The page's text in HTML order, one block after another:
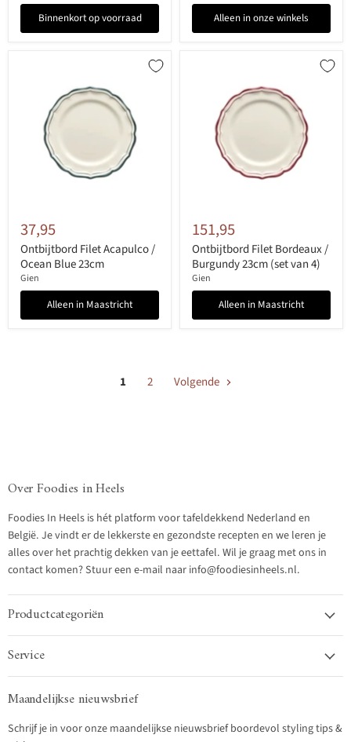
Binnenkort op voorraad Alleen in onze winkels
37,95
Ontbijtbord Filet Acapulco /
Ocean Blue 23cm
Gien
Alleen in Maastricht
151,95
Ontbijtbord Filet Bordeaux /
Burgundy 23cm (set van 4)
Gien
Alleen in Maastricht
1 2 Volgende
Over Foodies in Heels
Foodies In Heels is hét platform voor tafeldekkend Nederland en
België. Je vindt er de lekkerste en gezondste recepten en we leren je
alles over het prachtig dekken van je eettafel. Wil je graag met ons in
contact komen? Stuur een e-mail naar info@foodiesinheels.nl.
Productcategoriën
Service
Maandelijkse nieuwsbrief
Schrijf je in voor onze maandelijkse nieuwsbrief boordevol styling tips &